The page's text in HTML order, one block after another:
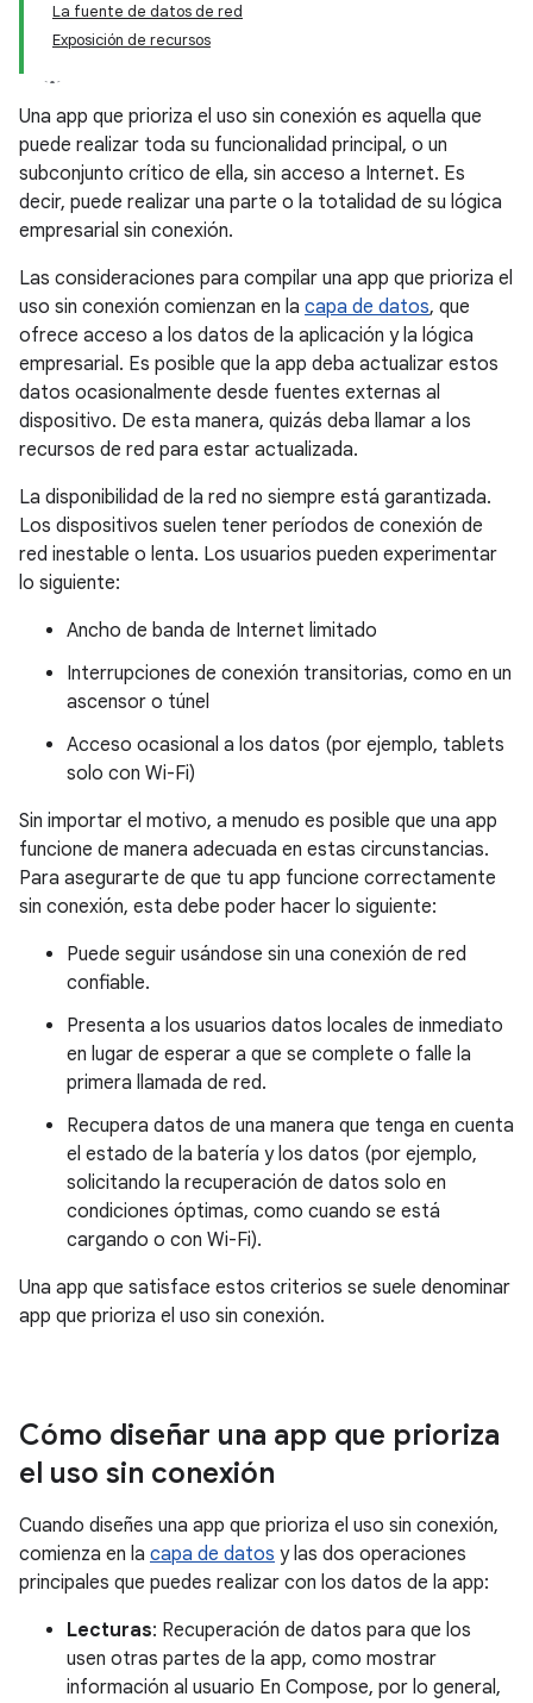
La fuente de datos de red
Exposición de recursos
Una app que prioriza el uso sin conexión es aquella que
puede realizar toda su funcionalidad principal, o un
subconjunto crítico de ella, sin acceso a Internet. Es
decir, puede realizar una parte o la totalidad de su lógica
empresarial sin conexión.
Las consideraciones para compilar una app que prioriza el
uso sin conexión comienzan en la capa de datos, que
ofrece acceso a los datos de la aplicación y la lógica
empresarial. Es posible que la app deba actualizar estos
datos ocasionalmente desde fuentes externas al
dispositivo. De esta manera, quizás deba llamar a los
recursos de red para estar actualizada.
La disponibilidad de la red no siempre está garantizada.
Los dispositivos suelen tener períodos de conexión de
red inestable o lenta. Los usuarios pueden experimentar
lo siguiente:
Ancho de banda de Internet limitado
Interrupciones de conexión transitorias, como en un
ascensor o túnel
Acceso ocasional a los datos (por ejemplo, tablets
solo con Wi-Fi)
Sin importar el motivo, a menudo es posible que una app
funcione de manera adecuada en estas circunstancias.
Para asegurarte de que tu app funcione correctamente
sin conexión, esta debe poder hacer lo siguiente:
Puede seguir usándose sin una conexión de red
confiable.
Presenta a los usuarios datos locales de inmediato
en lugar de esperar a que se complete o falle la
primera llamada de red.
Recupera datos de una manera que tenga en cuenta
el estado de la batería y los datos (por ejemplo,
solicitando la recuperación de datos solo en
condiciones óptimas, como cuando se está
cargando o con Wi-Fi).
Una app que satisface estos criterios se suele denominar
app que prioriza el uso sin conexión.
Cómo diseñar una app que prioriza
el uso sin conexión
Cuando diseñes una app que prioriza el uso sin conexión,
comienza en la capa de datos y las dos operaciones
principales que puedes realizar con los datos de la app:
Lecturas: Recuperación de datos para que los
usen otras partes de la app, como mostrar
información al usuario En Compose, por lo general,